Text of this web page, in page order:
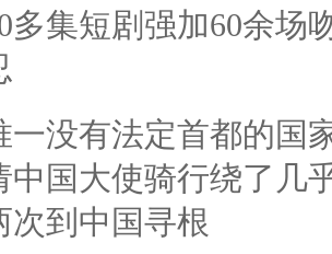
多集短剧强加60余场
一没有法定首都的国
中国大使骑行绕了几
次到中国寻根